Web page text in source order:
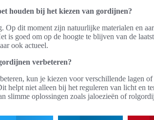
houden bij het kiezen van gordijnen?
Op dit moment zijn natuurlijke materialen en
is goed om op de hoogte te blijven van de
ook actueel.
verbeteren?
kun je kiezen voor verschillende lagen
helpt niet alleen bij het reguleren van licht en
slimme oplossingen zoals jaloezieën of